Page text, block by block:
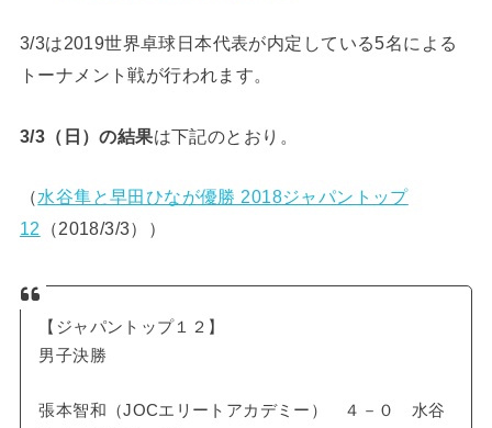
3/3は2019世界卓球日本代表が内定している5名による
トーナメント戦が行われます。
3/3（日）の結果は下記のとおり。
（水谷隼と早田ひなが優勝 2018ジャパントップ
12 （2018/3/3））
【ジャパントップ１２】
男子決勝
張本智和（JOCエリートアカデミー） ４－０ 水谷